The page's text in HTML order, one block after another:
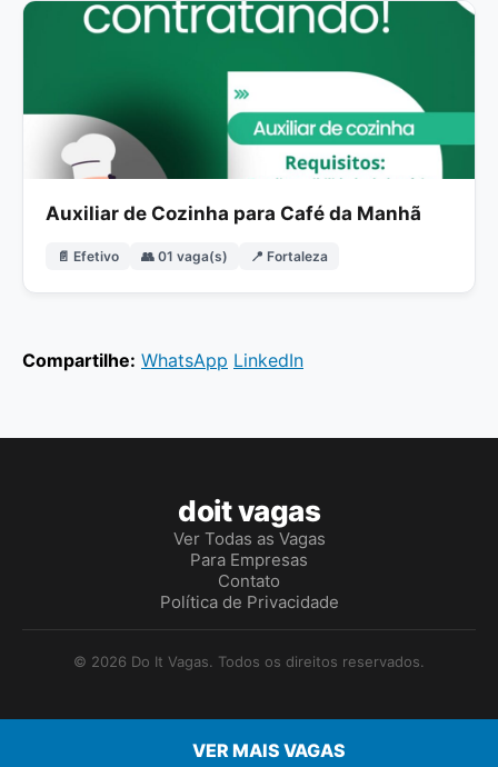
Auxiliar de Cozinha para Café da Manhã
📄 Efetivo 👥 01 vaga(s) 📍 Fortaleza
Compartilhe: WhatsApp LinkedIn
VER MAIS VAGAS
doit vagas
Ver Todas as Vagas
Para Empresas
Contato
Política de Privacidade
© 2026 Do It Vagas. Todos os direitos reservados.